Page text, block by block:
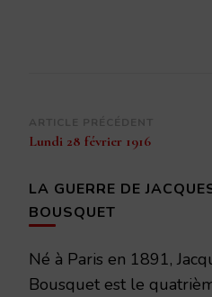
Navigation
d’article
Lundi 28 février 1916
LA GUERRE DE
BOUSQUET
Né à Paris en 1891,
Bousquet est le